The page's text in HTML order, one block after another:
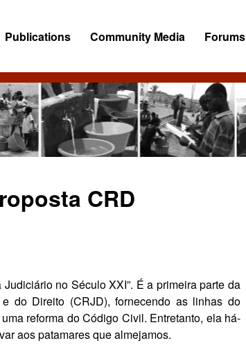
Publications Community Media Forums
CRD
no Século XXI”. É a primeira parte da
do Direito (CRJD), fornecendo as linhas do
reforma do Código Civil. Entretanto, ela há-
aos patamares que almejamos.